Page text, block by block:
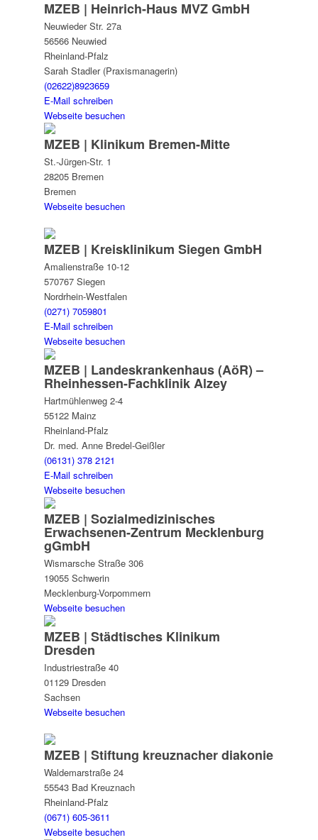
MZEB | Heinrich-Haus MVZ GmbH
Neuwieder Str. 27a
56566 Neuwied
Rheinland-Pfalz
Sarah Stadler (Praxismanagerin)
(02622)8923659
E-Mail schreiben
Webseite besuchen
MZEB | Klinikum Bremen-Mitte
St.-Jürgen-Str. 1
28205 Bremen
Bremen
Webseite besuchen
MZEB | Kreisklinikum Siegen GmbH
Amalienstraße 10-12
570767 Siegen
Nordrhein-Westfalen
(0271) 7059801
E-Mail schreiben
Webseite besuchen
MZEB | Landes­krankenhaus (AöR) –
Rheinhessen-Fachklinik Alzey
Hartmühlenweg 2-4
55122 Mainz
Rheinland-Pfalz
Dr. med. Anne Bredel-Geißler
(06131) 378 2121
E-Mail schreiben
Webseite besuchen
MZEB | Sozial­medizinisches
Erwachsenen-Zentrum Mecklenburg
gGmbH
Wismarsche Straße 306
19055 Schwerin
Mecklenburg-Vorpommern
Webseite besuchen
MZEB | Städtisches Klinikum
Dresden
Industriestraße 40
01129 Dresden
Sachsen
Webseite besuchen
MZEB | Stiftung kreuznacher diakonie
Waldemarstraße 24
55543 Bad Kreuznach
Rheinland-Pfalz
(0671) 605-3611
Webseite besuchen